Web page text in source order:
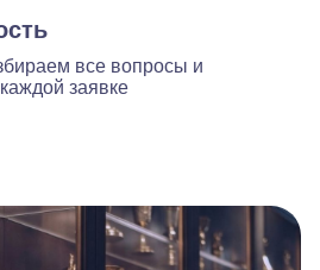
все вопросы и
заявке